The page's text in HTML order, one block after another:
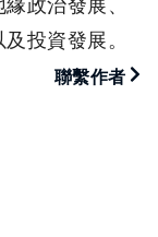
投資發展。
聯繫作者